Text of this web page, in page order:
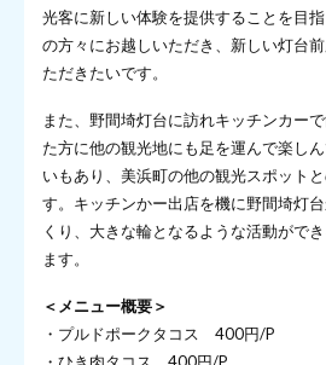
光客に新しい体験を提供することを目
の方々にお越しいただき、新しい灯台
ただきたいです。
また、野間埼灯台に訪れキッチンカー
た方に他の観光地にも足を運んで楽し
いもあり、美浜町の他の観光スポット
す。キッチンかー出店を機に野間埼灯
くり、大きな輪となるような活動がで
ます。
＜メニュー概要＞
・プルドポークタコス 400円/P
・ひき肉タコス 400円/P